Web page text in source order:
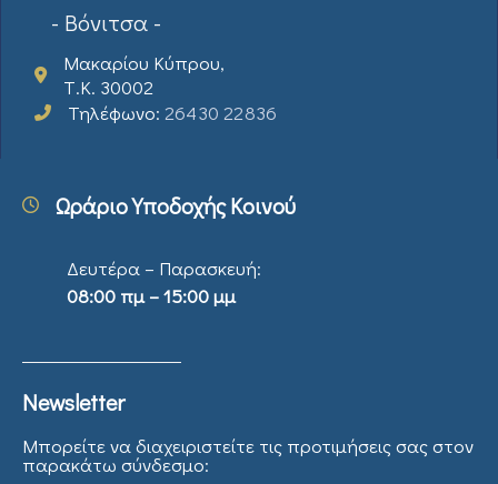
- Βόνιτσα -
Μακαρίου Κύπρου,
Τ.Κ. 30002
Τηλέφωνο: 26430 22836
Ωράριο Υποδοχής Κοινού
Δευτέρα – Παρασκευή:
08:00 πμ – 15:00 μμ
Newsletter
Μπορείτε να διαχειριστείτε τις προτιμήσεις σας στον
παρακάτω σύνδεσμο: